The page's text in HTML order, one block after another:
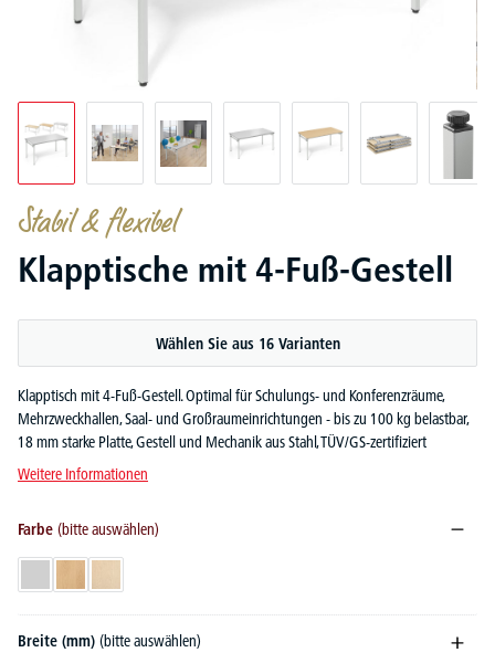
Stabil & flexibel
Klapptische mit 4-Fuß-Gestell
Wählen Sie aus 16 Varianten
Klapptisch mit 4-Fuß-Gestell. Optimal für Schulungs- und Konferenzräume,
Mehrzweckhallen, Saal- und Großraumeinrichtungen - bis zu 100 kg belastbar,
18 mm starke Platte, Gestell und Mechanik aus Stahl, TÜV/GS-zertifiziert
Weitere Informationen
Farbe (bitte auswählen)
Breite (mm) (bitte auswählen)